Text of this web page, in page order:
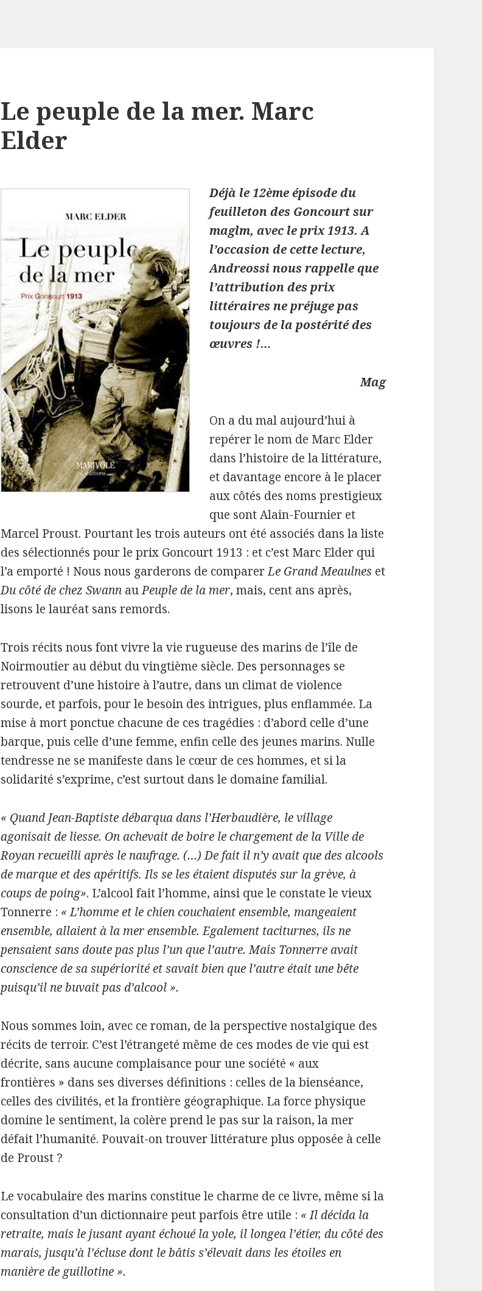
Le peuple de la mer. Marc
Elder
Déjà le 12ème épisode du
feuilleton des Goncourt sur
maglm, avec le prix 1913. A
l’occasion de cette lecture,
Andreossi nous rappelle que
l’attribution des prix
littéraires ne préjuge pas
toujours de la postérité des
œuvres !…
Mag
On a du mal aujourd’hui à
repérer le nom de Marc Elder
dans l’histoire de la littérature,
et davantage encore à le placer
aux côtés des noms prestigieux
que sont Alain-Fournier et
Marcel Proust. Pourtant les trois auteurs ont été associés dans la liste
des sélectionnés pour le prix Goncourt 1913 : et c’est Marc Elder qui
l’a emporté ! Nous nous garderons de comparerLe Grand Meaulnes et
Du côté de chez Swann auPeuple de la mer, mais, cent ans après,
lisons le lauréat sans remords.
Trois récits nous font vivre la vie rugueuse des marins de l’île de
Noirmoutier au début du vingtième siècle. Des personnages se
retrouvent d’une histoire à l’autre, dans un climat de violence
sourde, et parfois, pour le besoin des intrigues, plus enflammée. La
mise à mort ponctue chacune de ces tragédies : d’abord celle d’une
barque, puis celle d’une femme, enfin celle des jeunes marins. Nulle
tendresse ne se manifeste dans le cœur de ces hommes, et si la
solidarité s’exprime, c’est surtout dans le domaine familial.
« Quand Jean-Baptiste débarqua dans l’Herbaudière, le village
agonisait de liesse. On achevait de boire le chargement de la Ville de
Royan recueilli après le naufrage. (…) De fait il n’y avait que des alcools
de marque et des apéritifs. Ils se les étaient disputés sur la grève, à
coups de poing». L’alcool fait l’homme, ainsi que le constate le vieux
Tonnerre : « L’homme et le chien couchaient ensemble, mangeaient
ensemble, allaient à la mer ensemble. Egalement taciturnes, ils ne
pensaient sans doute pas plus l’un que l’autre. Mais Tonnerre avait
conscience de sa supériorité et savait bien que l’autre était une bête
puisqu’il ne buvait pas d’alcool ».
Nous sommes loin, avec ce roman, de la perspective nostalgique des
récits de terroir. C’est l’étrangeté même de ces modes de vie qui est
décrite, sans aucune complaisance pour une société « aux
frontières » dans ses diverses définitions : celles de la bienséance,
celles des civilités, et la frontière géographique. La force physique
domine le sentiment, la colère prend le pas sur la raison, la mer
défait l’humanité. Pouvait-on trouver littérature plus opposée à celle
de Proust ?
Le vocabulaire des marins constitue le charme de ce livre, même si la
consultation d’un dictionnaire peut parfois être utile : « Il décida la
retraite, mais le jusant ayant échoué la yole, il longea l’étier, du côté des
marais, jusqu’à l’écluse dont le bâtis s’élevait dans les étoiles en
manière de guillotine ».